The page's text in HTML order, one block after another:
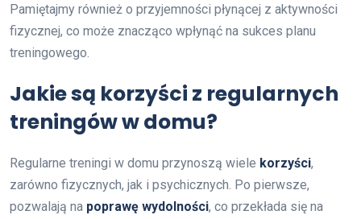
Pamiętajmy również o przyjemności płynącej z aktywności
fizycznej, co może znacząco wpłynąć na sukces planu
treningowego.
Jakie są korzyści z regularnych
treningów w domu?
Regularne treningi w domu przynoszą wiele korzyści,
zarówno fizycznych, jak i psychicznych. Po pierwsze,
pozwalają na poprawę wydolności, co przekłada się na